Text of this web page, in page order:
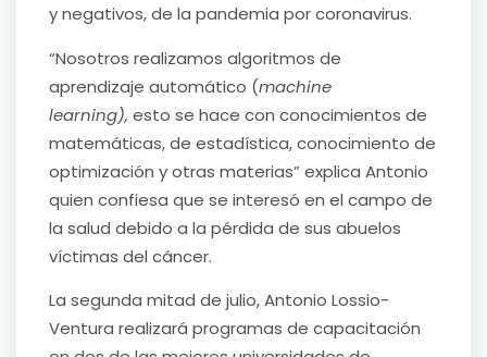
y negativos, de la pandemia por coronavirus.
“Nosotros realizamos algoritmos de
aprendizaje automático (machine
learning), esto se hace con conocimientos de
matemáticas, de estadística, conocimiento de
optimización y otras materias” explica Antonio
quien confiesa que se interesó en el campo de
la salud debido a la pérdida de sus abuelos
víctimas del cáncer.
La segunda mitad de julio, Antonio Lossio-
Ventura realizará programas de capacitación